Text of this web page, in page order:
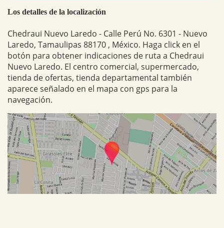
Los detalles de la localización
Chedraui Nuevo Laredo - Calle Perú No. 6301 - Nuevo
Laredo, Tamaulipas 88170 , México. Haga click en el
botón para obtener indicaciones de ruta a Chedraui
Nuevo Laredo. El centro comercial, supermercado,
tienda de ofertas, tienda departamental también
aparece señalado en el mapa con gps para la
navegación.